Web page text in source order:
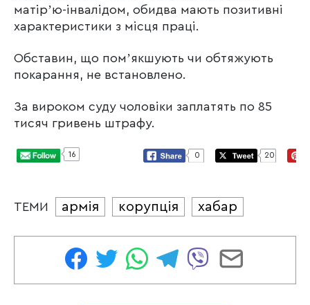
матірʼю-інвалідом, обидва мають позитивні
характеристики з місця праці.
Обставин, що помʼякшують чи обтяжують
покарання, не встановлено.
За вироком суду чоловіки заплатять по 85
тисяч гривень штрафу.
16 0 20
ТЕМИ армія корупція хабар